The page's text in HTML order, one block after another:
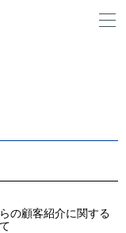
の顧客紹介に関する